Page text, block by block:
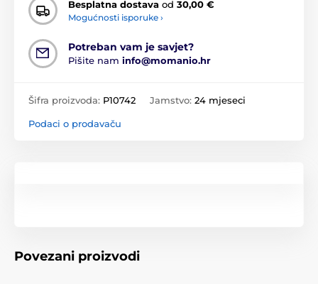
Besplatna dostava od 30,00 €
Mogućnosti isporuke ›
Potreban vam je savjet?
Pišite nam info@momanio.hr
Šifra proizvoda: P10742 Jamstvo: 24 mjeseci
Podaci o prodavaču
Povezani proizvodi